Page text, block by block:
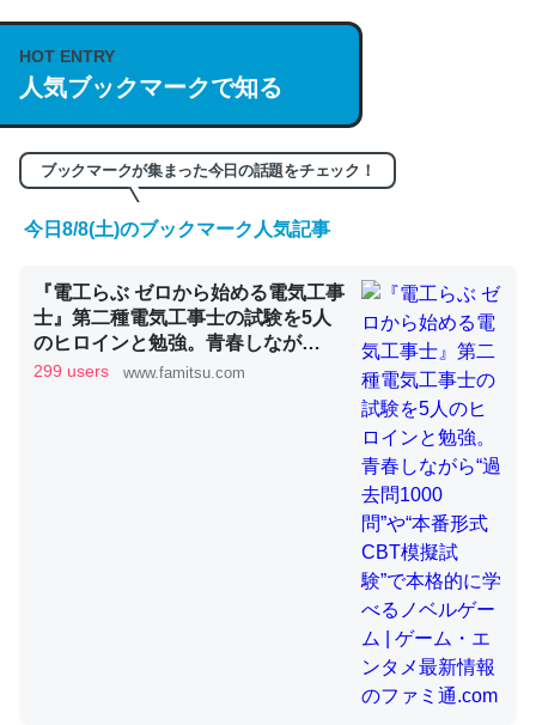
説してる記事が少ないので貴重な良記事。/続編来た
https://isobe324649.hatenablog.com/entry/2023/03/27
/064121
─GPTの仕組みと限界についての考察（１） - conceptualization
くらい。小説でいう「ずっと前の伏線」は回収されないけ
ど、短期記憶というには多い分量。進化すればするほど分
─GPTの仕組みと限界についての考察（１） - conceptualization
昆虫ってカルシウム少ないのか。知らんかった。調べたら
コオロギのカルシウム分はエビの600分の1程度。
─ニュース :: 【研究発表】昆虫学の大問題＝「昆虫はなぜ海にいな
HOT ENTRY
人気ブックマークで知る
ブックマークが集まった今日の話題をチェック！
今日8/8(土)のブックマーク人気記事
『電工らぶ ゼロから始める電気工事
士』第二種電気工事士の試験を5人
のヒロインと勉強。青春しなが
ら“過去問1000問”や“本番形式CBT
299 users www.famitsu.com